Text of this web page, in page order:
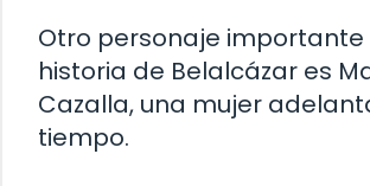
Otro personaje importante
historia de Belalcázar es
Cazalla, una mujer
tiempo.